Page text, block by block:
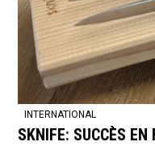
INTERNATIONAL
SKNIFE: SUCCÈS EN